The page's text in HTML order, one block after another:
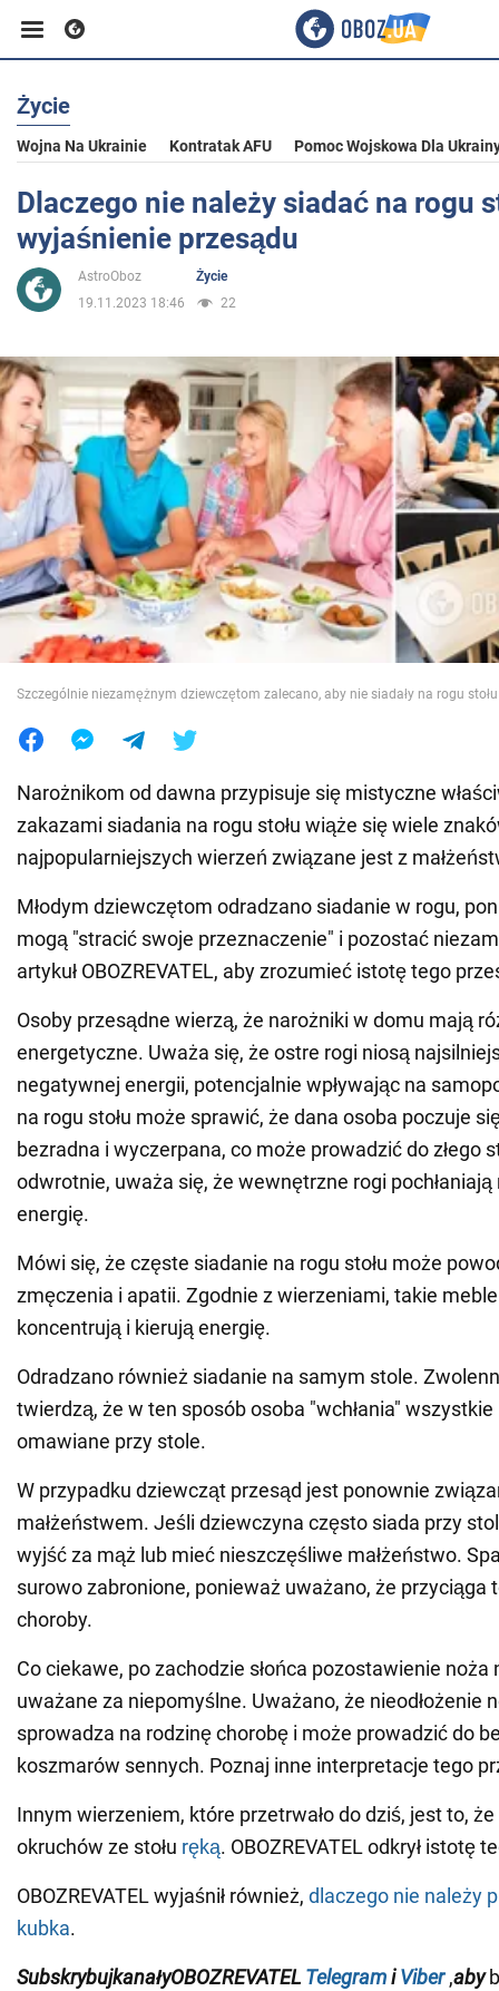
Biznes
Sport
Rozrywka
Polityka
Społeczeństwo
Wojna na Ukrainie
Świat
Jedzenie
Życie
Wojna Na Ukrainie Kontratak AFU Pomoc Wojskowa Dla
Dlaczego nie należy siadać na rogu
wyjaśnienie przesądu
AstroOboz
Życie
19.11.2023 18:46
22
Szczególnie niezamężnym dziewczętom zalecano, aby nie siadały na rogu stołu
Narożnikom od dawna przypisuje się mistyczne
zakazami siadania na rogu stołu wiąże się wiele
najpopularniejszych wierzeń związane jest z
Młodym dziewczętom odradzano siadanie w rogu,
mogą "stracić swoje przeznaczenie" i pozostać
artykuł OBOZREVATEL, aby zrozumieć istotę tego
Osoby przesądne wierzą, że narożniki w domu mają
energetyczne. Uważa się, że ostre rogi niosą
negatywnej energii, potencjalnie wpływając na
na rogu stołu może sprawić, że dana osoba poczuje
bezradna i wyczerpana, co może prowadzić do złego
odwrotnie, uważa się, że wewnętrzne rogi
energię.
Mówi się, że częste siadanie na rogu stołu może
zmęczenia i apatii. Zgodnie z wierzeniami, takie
koncentrują i kierują energię.
Odradzano również siadanie na samym stole.
twierdzą, że w ten sposób osoba "wchłania"
omawiane przy stole.
W przypadku dziewcząt przesąd jest ponownie
małżeństwem. Jeśli dziewczyna często siada przy
wyjść za mąż lub mieć nieszczęśliwe małżeństwo.
surowo zabronione, ponieważ uważano, że przyciąga
choroby.
Co ciekawe, po zachodzie słońca pozostawienie noża
uważane za niepomyślne. Uważano, że nieodłożenie
sprowadza na rodzinę chorobę i może prowadzić do
koszmarów sennych. Poznaj inne interpretacje tego
Innym wierzeniem, które przetrwało do dziś, jest to,
okruchów ze stołu ręką. OBOZREVATEL odkrył istotę
OBOZREVATEL wyjaśnił również, dlaczego nie należy
kubka.
SubskrybujkanałyOBOZREVATEL TelegramiViber ,aby